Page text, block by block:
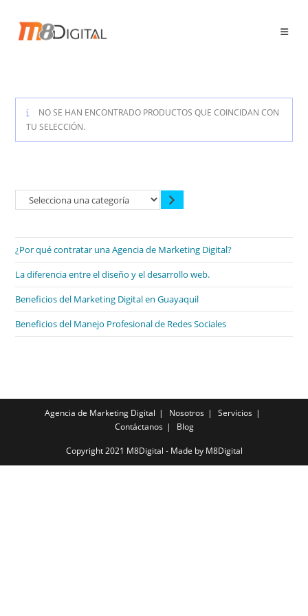
contenido
NO SE HAN ENCONTRADO PRODUCTOS QUE COINCIDAN CON
TU SELECCIÓN.
Selecciona
¿Por qué contratar una Agencia de Marketing Digital?
La diferencia entre el diseño y el desarrollo web.
Beneficios del Marketing Digital en Guayaquil
Beneficios del Manejo Profesional de Redes Sociales
Agencia de Marketing Digital Nosotros
Servicios
Contáctanos
Blog
Copyright 2021 M8Digital - Made by M8Digital